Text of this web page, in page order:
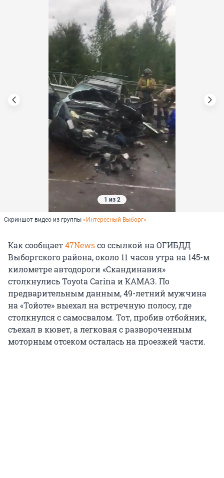
1 из 2
Скриншот видео из группы «Интересный Выборг»
Как сообщает47Newsсо ссылкой на ОГИБДД
Выборгского района, около 11 часов утра на 145-м
километре автодороги «Скандинавия»
столкнулись Toyota Carina и КАМАЗ. По
предварительным данным, 49-летний мужчина
на «Тойоте» выехал на встречную полосу, где
столкнулся с самосвалом. Тот, пробив отбойник,
съехал в кювет, а легковая с развороченным
моторным отсеком осталась на проезжей части.